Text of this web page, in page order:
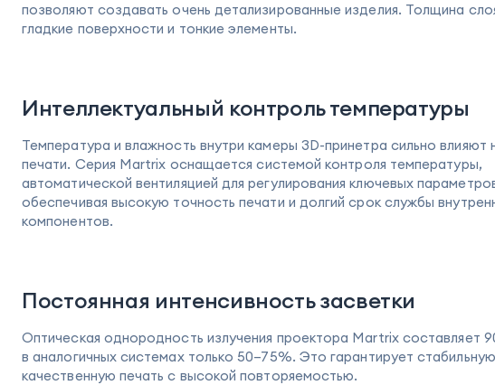
позволяют создавать очень детализированные изделия. Толщина
гладкие поверхности и тонкие элементы.
Интеллектуальный контроль температуры
Температура и влажность внутри камеры 3D-принетра сильно влияют
печати. Серия Martrix оснащается системой контроля температуры,
автоматической вентиляцией для регулирования ключевых
обеспечивая высокую точность печати и долгий срок службы
компонентов.
Постоянная интенсивность засветки
Оптическая однородность излучения проектора Martrix составляет
в аналогичных системах только 50–75%. Это гарантирует
качественную печать с высокой повторяемостью.